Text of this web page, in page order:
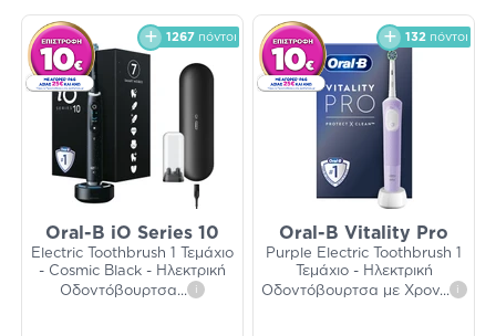
1267 πόντοι
Oral-B iO Series 10
Electric Toothbrush 1 Τεμάχιο
- Cosmic Black - Ηλεκτρική
Οδοντόβουρτσα... i
132 πόντοι
Oral-B Vitality Pro
Purple Electric Toothbrush 1
Τεμάχιο - Ηλεκτρική
Οδοντόβουρτσα με Χρον... i